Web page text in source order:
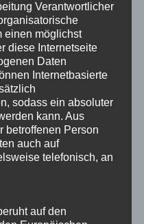
neuen Rollstuhl für
HWT Hundewagen →
veröffentlicht.
Verantwortlicher
einen möglichst
diese Internetseite
Daten
Internetbasierte
sodass ein absoluter
kann. Aus
betroffenen Person
auch auf
telefonisch, an
auf den